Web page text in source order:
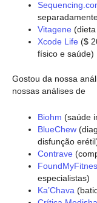
Vitagene
Xcode Life ($
físico e saúde)
Gostou da nossa
nossas análises de
Biohm (saúde
BlueChew
disfunção
Contrave
especialistas)
Ka’Chava